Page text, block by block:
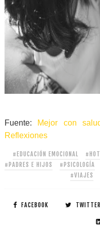
Fuente: Mejor con
Reflexiones
#EDUCACIÓN EMOCIONAL
#PADRES E HIJOS
#PSICOLOGÍA
#VIAJES
FACEBOOK TWITTER